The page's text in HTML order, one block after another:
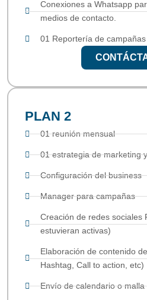
Conexiones a Whatsapp
medios de contacto.
01 Reportería de
PLAN 2
01 reunión mensual
01 estrategia de marketing
Configuración del business
Manager para campañas
Creación de redes sociales
estuvieran activas)
Elaboración de contenido
Hashtag, Call to action, etc)
Envío de calendario o malla